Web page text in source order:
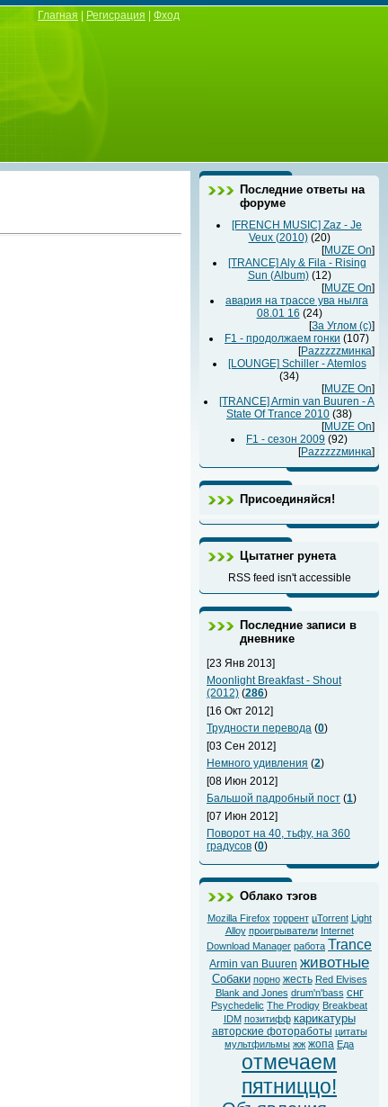
Глагная Регисрация Фход
Последние ответы на
форуме
[FRENCH MUSIC] Zaz - Je
Veux (2010) (20)
[MUZE On]
[TRANCE] Aly & Fila - Rising
Sun (Album) (12)
[MUZE On]
авария на трассе ува нылга
08.01 16 (24)
[За Углом (с)]
F1 - продолжаем гонки (107)
[Раzzzzzминка]
[LOUNGE] Schiller - Atemlos
(34)
[MUZE On]
[TRANCE] Armin van Buuren - A
State Of Trance 2010 (38)
[MUZE On]
F1 - сезон 2009 (92)
[Раzzzzzминка]
Присоединяйся!
Цытатнег рунета
RSS feed isn't accessible
Последние записи в
дневнике
[23 Янв 2013]
Moonlight Breakfast - Shout
(2012) (286)
[16 Окт 2012]
Трудности перевода (0)
[03 Сен 2012]
Немного удивления (2)
[08 Июн 2012]
Бальшой падробный пост (1)
[07 Июн 2012]
Поворот на 40, тьфу, на 360
градусов (0)
Облако тэгов
Mozilla Firefox торрент µTorrent Light
Alloy проигрыватели Internet
Download Manager работа Trance
Armin van Buuren животные
Собаки порно жесть Red Elvises
Blank and Jones drum'n'bass снг
Psychedelic The Prodigy Breakbeat
IDM позитифф карикатуры
авторские фотоработы цитаты
мультфильмы жж жопа Еда
отмечаем
пятниццо!